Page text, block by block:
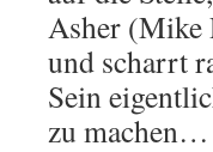
Asher (Mike
und scharrt
Sein
zu machen…